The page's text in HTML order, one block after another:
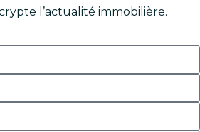
l’actualité immobilière.